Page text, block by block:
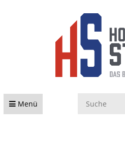
Menü